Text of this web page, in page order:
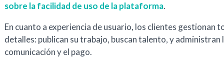
sobre la facilidad de uso de la plataforma.
En cuanto a experiencia de usuario, los clientes gestionan
detalles: publican su trabajo, buscan talento, y administran
comunicación y el pago.